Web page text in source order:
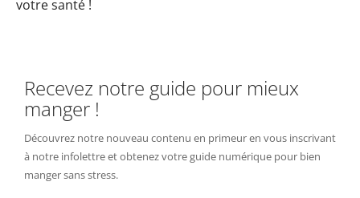
votre santé !
Recevez notre guide pour mieux
manger !
Découvrez notre nouveau contenu en primeur en vous inscrivant
à notre infolettre et obtenez votre guide numérique pour bien
manger sans stress.